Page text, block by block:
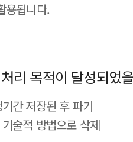
용됩니다.
리 목적이 달성되
간 저장된 후 파기
술적 방법으로 삭제